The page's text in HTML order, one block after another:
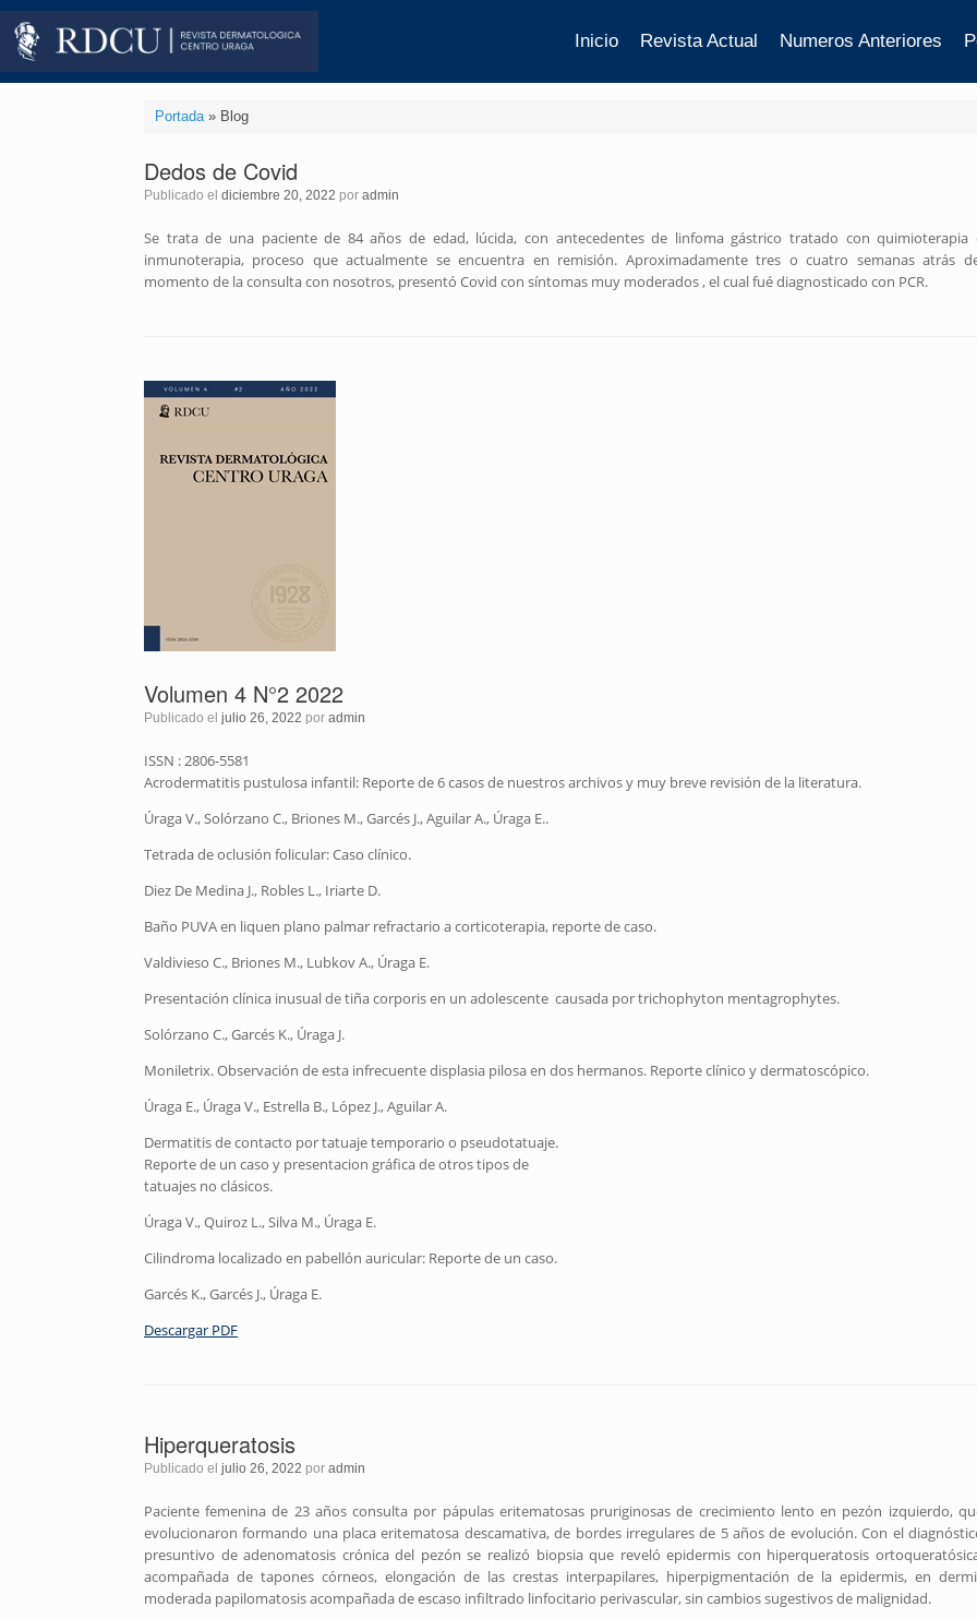
Saltar
contenido
Inicio Revista Actual Numeros Anteriores
Portada» Blog
Dedos de Covid
Publicado el diciembre 20, 2022 por admin
Se trata de una paciente de 84 años de edad, lúcida, con antecedentes de linfoma gástrico tratado con quimioterapia
inmunoterapia, proceso que actualmente se encuentra en remisión. Aproximadamente tres o cuatro semanas atrás
momento de la consulta con nosotros, presentó Covid con síntomas muy moderados , el cual fué diagnosticado con PCR.
Volumen 4 N°2 2022
Publicado el julio 26, 2022 por admin
ISSN : 2806-5581
Acrodermatitis pustulosa infantil: Reporte de 6 casos de nuestros archivos y muy breve revisión de la literatura.
Úraga V., Solórzano C., Briones M., Garcés J., Aguilar A., Úraga E..
Tetrada de oclusión folicular: Caso clínico.
Diez De Medina J., Robles L., Iriarte D.
Baño PUVA en liquen plano palmar refractario a corticoterapia, reporte de caso.
Valdivieso C., Briones M., Lubkov A., Úraga E.
Presentación clínica inusual de tiña corporis en un adolescente causada por trichophyton mentagrophytes.
Solórzano C., Garcés K., Úraga J.
Moniletrix. Observación de esta infrecuente displasia pilosa en dos hermanos. Reporte clínico y dermatoscópico.
Úraga E., Úraga V., Estrella B., López J., Aguilar A.
Dermatitis de contacto por tatuaje temporario o pseudotatuaje.
Reporte de un caso y presentacion gráfica de otros tipos de
tatuajes no clásicos.
Úraga V., Quiroz L., Silva M., Úraga E.
Cilindroma localizado en pabellón auricular: Reporte de un caso.
Garcés K., Garcés J., Úraga E.
Descargar PDF
Hiperqueratosis
Publicado el julio 26, 2022 por admin
Paciente femenina de 23 años consulta por pápulas eritematosas pruriginosas de crecimiento lento en pezón izquierdo,
evolucionaron formando una placa eritematosa descamativa, de bordes irregulares de 5 años de evolución. Con el
presuntivo de adenomatosis crónica del pezón se realizó biopsia que reveló epidermis con hiperqueratosis
acompañada de tapones córneos, elongación de las crestas interpapilares, hiperpigmentación de la epidermis, en
moderada papilomatosis acompañada de escaso infiltrado linfocitario perivascular, sin cambios sugestivos de malignidad.